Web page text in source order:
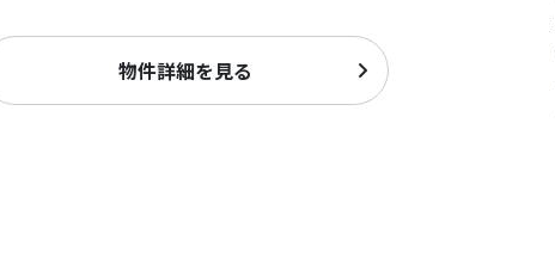
物件詳細を見る